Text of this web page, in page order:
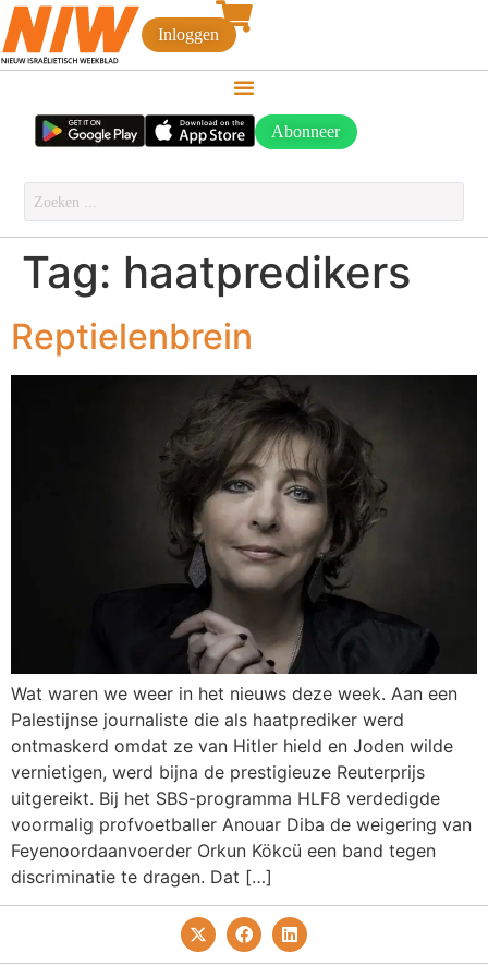
Inloggen
Abonneer
Tag: haatpredikers
Reptielenbrein
Wat waren we weer in het nieuws deze week. Aan een
Palestijnse journaliste die als haatprediker werd
ontmaskerd omdat ze van Hitler hield en Joden wilde
vernietigen, werd bijna de prestigieuze Reuterprijs
uitgereikt. Bij het SBS-programma HLF8 verdedigde
voormalig profvoetballer Anouar Diba de weigering van
Feyenoordaanvoerder Orkun Kökcü een band tegen
discriminatie te dragen. Dat […]